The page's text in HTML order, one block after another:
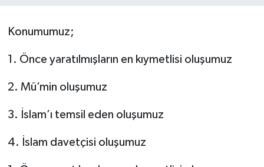
Konumumuz;
1. Önce yaratılmışların en kıymetlisi oluşumuz
2. Mü’min oluşumuz
3. İslam’ı temsil eden oluşumuz
4. İslam davetçisi oluşumuz
SAĞLIK
SPOR
TARİH